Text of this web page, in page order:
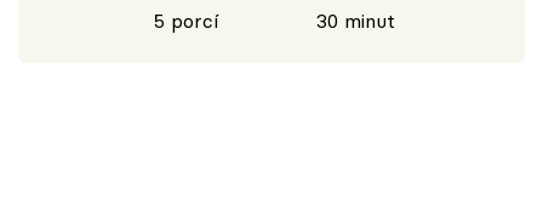
Přihlášení5 porcí 30 minut